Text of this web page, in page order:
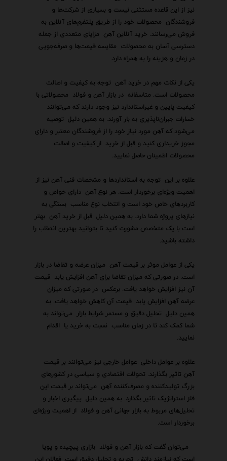
نیز از این قاعده مستثنی نیست و بسیاری از شرکت‌ها و
فروشندگان محصولات خود را از طریق پلتفرم‌های آنلاین به
فروش می‌رسانند. خرید آنلاین آهن مزایای متعددی از جمله
دسترسی آسان به محصولات مقایسه قیمت‌ها و صرفه‌جویی
در زمان و هزینه را به همراه دارد.
یکی از نکات مهم در خرید آهن توجه به کیفیت و اصالت
محصولات است. متاسفانه در بازار آهن و فولاد محصولاتی با
کیفیت پایین و غیراستاندارد نیز وجود دارند که می‌توانند
خسارات جبران‌ناپذیری به بار آورند. به همین دلیل توصیه
می‌شود که آهن مورد نیاز خود را از فروشندگان معتبر و دارای
مجوز خریداری کنید و قبل از خرید از کیفیت و اصالت
محصولات اطمینان حاصل نمایید.
علاوه بر این توجه به استانداردها و مشخصات فنی آهن نیز از
اهمیت ویژه‌ای برخوردار است. هر نوع آهن دارای خواص و
کاربردهای خاص خود است و انتخاب نوع مناسب بستگی به
نیازهای پروژه شما دارد. به همین دلیل قبل از خرید آهن بهتر
است با یک متخصص مشورت کنید تا بتوانید بهترین انتخاب را
داشته باشید.
یکی از عوامل موثر بر قیمت آهن میزان عرضه و تقاضا در بازار
است. در صورتی که میزان تقاضا برای آهن افزایش یابد قیمت
آن نیز افزایش خواهد یافت. برعکس در صورتی که میزان
عرضه آهن افزایش یابد قیمت آن کاهش خواهد یافت. به
همین دلیل تحلیل دقیق و مستمر شرایط بازار می‌تواند به
شما کمک کند تا در زمان مناسب نسبت به خرید یا اقدام
نمایید.
علاوه بر عوامل داخلی عوامل خارجی نیز می‌توانند بر قیمت
آهن تاثیر بگذارند. تحولات اقتصادی و سیاسی در کشورهای
بزرگ تولیدکننده و مصرف‌کننده آهن می‌تواند بر قیمت این
فلز استراتژیک تاثیر بگذارد. به همین دلیل پیگیری اخبار و
تحلیل‌های مربوط به بازار جهانی آهن و فولاد از اهمیت ویژه‌ای
برخوردار است.
می‌توان گفت که بازار آهن و فولاد بازاری پیچیده و پویا